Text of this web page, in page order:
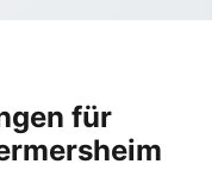
für